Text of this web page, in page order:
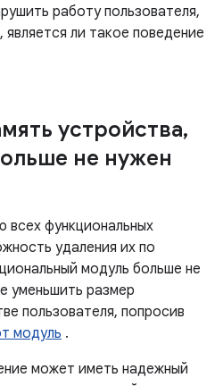
работу пользователя,
ли такое поведение
устройства,
не нужен
функциональных
удаления их по
модуль больше не
уменьшить размер
пользователя, попросив
модуль .
может иметь надежный